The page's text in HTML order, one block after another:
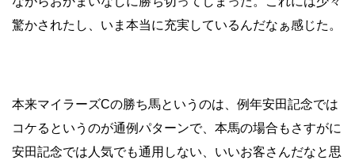
驚かされたし、いま本当に充実しているんだなぁ感じた。
本来マイラーズCの勝ち馬というのは、例年安田記念では
コケるというのが通例パターンで、本馬の場合もさすがに
安田記念では人気でも通用しない、いいお客さんだなと思